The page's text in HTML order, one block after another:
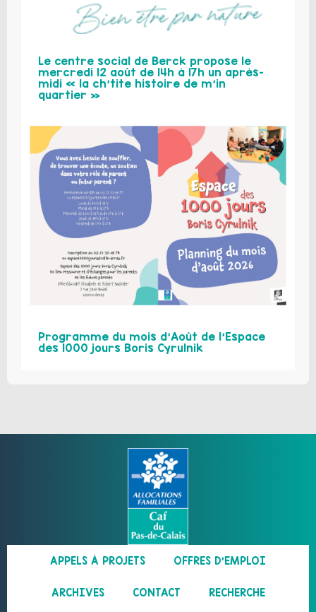
Le centre social de Berck propose le
mercredi 12 août de 14h à 17h un après-
midi « la ch’tite histoire de m’in
quartier »
Programme du mois d’Août de l’Espace
des 1000 jours Boris Cyrulnik
APPELS À PROJETS OFFRES D’EMPLOI
ARCHIVES CONTACT RECHERCHE